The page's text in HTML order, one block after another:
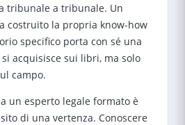
tribunale a tribunale. Un
costruito la propria know-how
specifico porta con sé una
acquisisce sui libri, ma solo
campo.
un esperto legale formato è
di una vertenza. Conoscere